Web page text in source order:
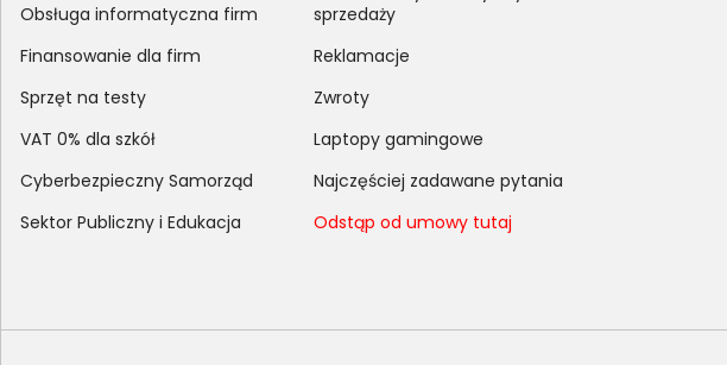
Obsługa informatyczna firm
Finansowanie dla firm
Sprzęt na testy
VAT 0% dla szkół
Cyberbezpieczny Samorząd
Sektor Publiczny i Edukacja
sprzedaży
Reklamacje
Zwroty
Laptopy gamingowe
Najczęściej zadawane pytania
Odstąp od umowy tutaj